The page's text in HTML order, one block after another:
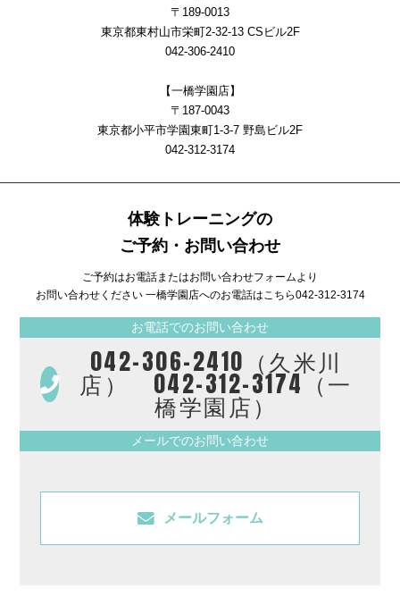
〒189-0013
東京都東村山市栄町2-32-13 CSビル2F
042-306-2410
【一橋学園店】
〒187-0043
東京都小平市学園東町1-3-7 野島ビル2F
042-312-3174
体験トレーニングの
ご予約・お問い合わせ
ご予約はお電話またはお問い合わせフォームより
お問い合わせください 一橋学園店へのお電話はこちら042-312-3174
お電話でのお問い合わせ
042-306-2410（久米川
店） 042-312-3174（一
橋学園店）
メールでのお問い合わせ
メールフォーム